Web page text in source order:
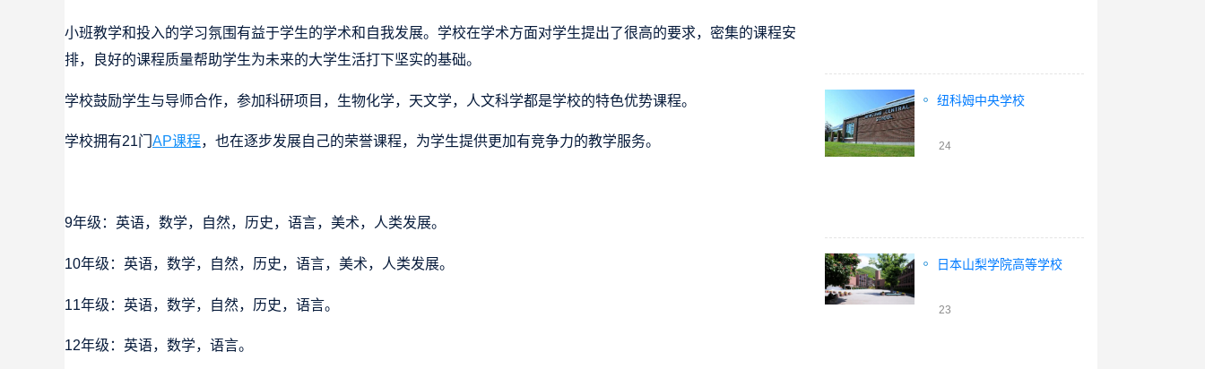
小班教学和投入的学习氛围有益于学生的学术和自我发展。学校在学术方面对学生提出了很高的要求，密集的课程安
排，良好的课程质量帮助学生为未来的大学生活打下坚实的基础。
学校鼓励学生与导师合作，参加科研项目，生物化学，天文学，人文科学都是学校的特色优势课程。
学校拥有21门 AP课程，也在逐步发展自己的荣誉课程，为学生提供更加有竞争力的教学服务。
9年级：英语，数学，自然，历史，语言，美术，人类发展。
10年级：英语，数学，自然，历史，语言，美术，人类发展。
11年级：英语，数学，自然，历史，语言。
12年级：英语，数学，语言。
纽科姆中央学校
24
日本山梨学院高等学校
23